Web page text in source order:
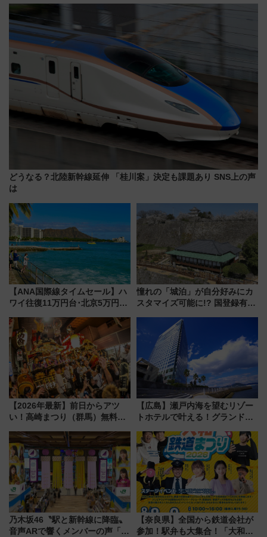
ーン始まる 条件は「夏の国内
線に2回搭乗」
上級会員資格を効率よく獲得す
る方法を解説
どうなる？北陸新幹線延伸 「桂川案」決定も課題あり SNS上の声
は
【ANA国際線タイムセール】ハ
ワイ往復11万円台･北京5万円台
来春のGW旅行まで狙える激ア
ツ路線まとめ（8/10まで）
憧れの「城泊」が自分好みにカ
スタマイズ可能に!? 国登録有形
にオーダーメイド型の宿泊プラ
ンが誕生！
【2026年最新】前日からアツ
い！高崎まつり（群馬）無料観
しまで
【広島】瀬戸内海を望むリゾー
トホテルで叶える！グランドプ
ディング＆カジュアルパーティ
ープラン
乃木坂46〝駅と新幹線に降臨〟
音声ARで響くメンバーの声「真
【奈良県】全国から鉄道会社が
参加！駅弁も大集合！「大和鉄